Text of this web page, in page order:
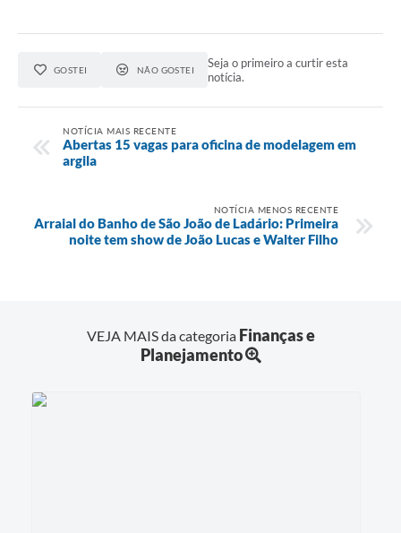
GOSTEI NÃO GOSTEI
Seja o primeiro a curtir esta
notícia.
NOTÍCIA MAIS RECENTE
Abertas 15 vagas para oficina de modelagem em
argila
NOTÍCIA MENOS RECENTE
Arraial do Banho de São João de Ladário: Primeira
noite tem show de João Lucas e Walter Filho
VEJA MAIS da categoria Finanças e
Planejamento